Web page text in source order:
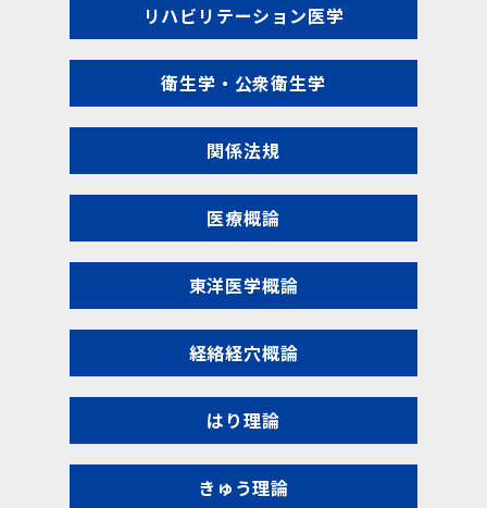
リハビリテーション医学
衛生学・公衆衛生学
関係法規
医療概論
東洋医学概論
経絡経穴概論
はり理論
きゅう理論